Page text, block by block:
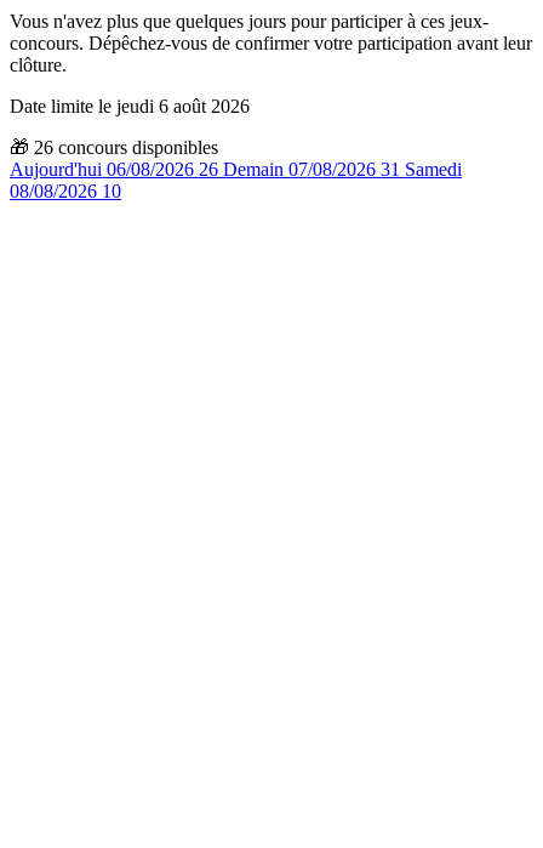
Vous n'avez plus que quelques jours pour participer à ces jeux-
concours. Dépêchez-vous de confirmer votre participation avant leur
clôture.
Date limite le jeudi 6 août 2026
🎁 26 concours disponibles
Aujourd'hui 06/08/2026 26 Demain 07/08/2026 31 Samedi
08/08/2026 10